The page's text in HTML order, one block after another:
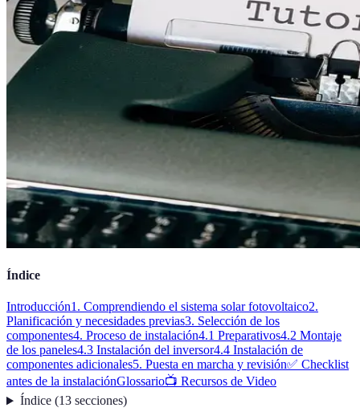
Índice
Introducción1. Comprendiendo el sistema solar fotovoltaico2.
Planificación y necesidades previas3. Selección de los
componentes4. Proceso de instalación4.1 Preparativos4.2 Montaje
de los paneles4.3 Instalación del inversor4.4 Instalación de
componentes adicionales5. Puesta en marcha y revisión✅ Checklist
antes de la instalaciónGlossario📺 Recursos de Video
Índice(13 secciones)